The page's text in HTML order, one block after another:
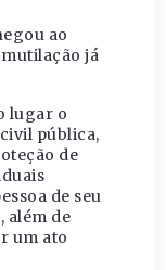
ao
já
lugar o
pública,
de
de seu
além de
um ato